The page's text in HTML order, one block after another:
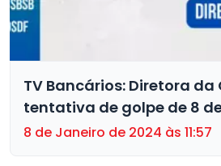
TV Bancários: Diretora da
tentativa de golpe de 8
nesta sexta (12)
8 de Janeiro de 2024 às 11:57